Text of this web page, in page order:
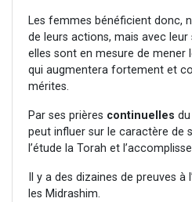
Les femmes bénéficient donc,
de leurs actions, mais avec
elles sont en mesure de mener
qui augmentera fortement et
mérites.
Par ses prières continuelles
peut influer sur le caractère de
l’étude la Torah et
Il y a des dizaines de preuves à
les Midrashim.